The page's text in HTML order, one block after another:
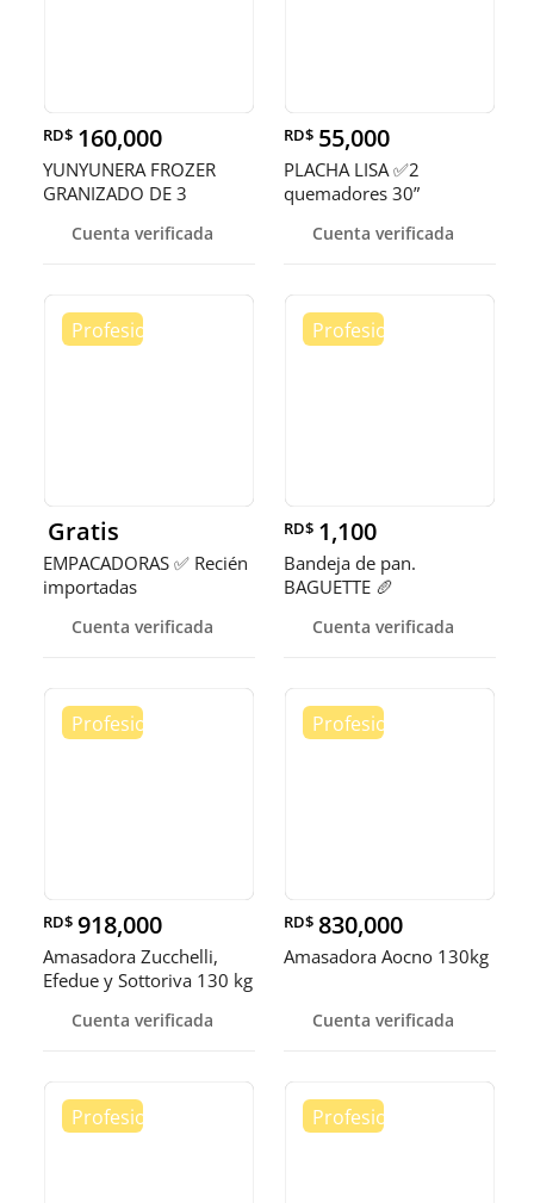
RD$ 160,000
YUNYUNERA FROZER
GRANIZADO DE 3
Cuenta verificada
RD$ 55,000
PLACHA LISA ✅2
quemadores 30”
Cuenta verificada
Gratis
EMPACADORAS ✅ Recién
importadas
Cuenta verificada
RD$ 1,100
Bandeja de pan.
BAGUETTE 🥖
Cuenta verificada
RD$ 918,000
Amasadora Zucchelli,
Efedue y Sottoriva 130 kg
Cuenta verificada
RD$ 830,000
Amasadora Aocno 130kg
Cuenta verificada